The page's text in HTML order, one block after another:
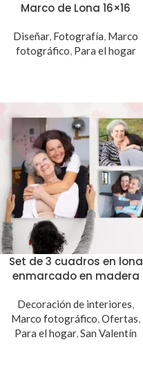
Marco de Lona 16×16
Diseñar, Fotografía, Marco
fotográfico, Para el hogar
Set de 3 cuadros en lona
enmarcado en madera
Decoración de interiores,
Marco fotográfico,Ofertas,
Para el hogar,San Valentín